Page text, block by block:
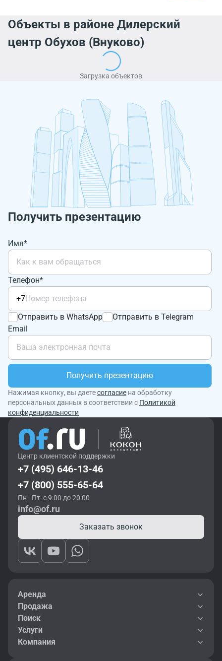
Объекты в районе Дилерский
центр Обухов (Внуково)
Загрузка объектов
Получить презентацию
Имя*
Телефон*
+7
Отправить в WhatsApp
Отправить в Telegram
Email
Получить презентацию
Нажимая кнопку, вы даетесогласие на обработку
персональных данных в соответствии с Политикой
конфиденциальности
Центр клиентской поддержки
+7 (495) 646-13-46
+7 (800) 555-65-64
Пн - Пт: с 9:00 до 20:00
info@of.ru
Заказать звонок
Аренда
Продажа
Поиск
Услуги
Компания